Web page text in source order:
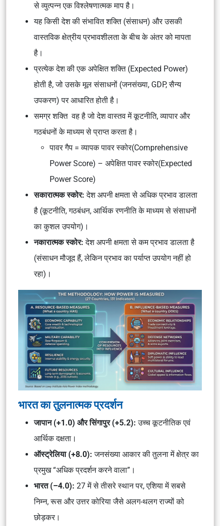
से व्युत्पन्न एक विश्लेषणात्मक माप है।
यह किसी देश की संभावित शक्ति (संसाधन) और उसकी
वास्तविक क्षेत्रीय प्रभावशीलता के बीच के अंतर को मापता
है।
प्रत्येक देश की एकअपेक्षित शक्ति (Expected Power)
होती है, जो उसके मूल संसाधनों (जनसंख्या, GDP, सैन्य
उपकरण) पर आधारित होती है।
समग्र शक्तिवह है जो देश वास्तव में कूटनीति, व्यापार और
गठबंधनों के माध्यम से प्राप्त करता है।
पावर गैप = व्यापक पावर स्कोर(Comprehensive
Power Score) – अपेक्षित पावर स्कोर(Expected
Power Score)
सकारात्मक स्कोर: देश अपनी क्षमता से अधिक प्रभाव डालता
है (कूटनीति, गठबंधन, आर्थिक रणनीति के माध्यम से संसाधनों
का कुशल उपयोग)।
नकारात्मक स्कोर: देश अपनी क्षमता से कम प्रभाव डालता है
(संसाधन मौजूद हैं, लेकिन प्रभाव का पर्याप्त उपयोग नहीं हो
रहा)।
भारत का तुलनात्मक प्रदर्शन
जापान (+1.0) और सिंगापुर (+5.2):उच्च कूटनीतिक एवं
आर्थिक दक्षता।
ऑस्ट्रेलिया (+8.0): जनसंख्या आकार की तुलना में क्षेत्र का
प्रमुख “अधिक प्रदर्शन करने वाला”।
भारत (–4.0): 27 में से तीसरे स्थान पर, एशिया में सबसे
निम्न, रूस और उत्तर कोरिया जैसे अलग-थलग राज्यों को
छोड़कर।